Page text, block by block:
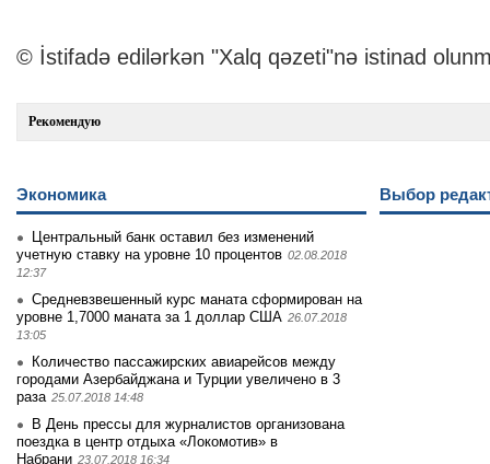
© İstifadə edilərkən "Xalq qəzeti"nə istinad
Рекомендую
Экономика
Центральный банк оставил без изменений
учетную ставку на уровне 10 процентов 02.08.2018
12:37
Средневзвешенный курс маната сформирован на
уровне 1,7000 маната за 1 доллар США 26.07.2018
13:05
Количество пассажирских авиарейсов между
городами Азербайджана и Турции увеличено в 3
раза 25.07.2018 14:48
В День прессы для журналистов организована
поездка в центр отдыха «Локомотив» в
Набрани 23.07.2018 16:34
Выбор